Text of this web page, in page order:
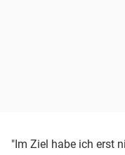
"Im Ziel habe ich erst